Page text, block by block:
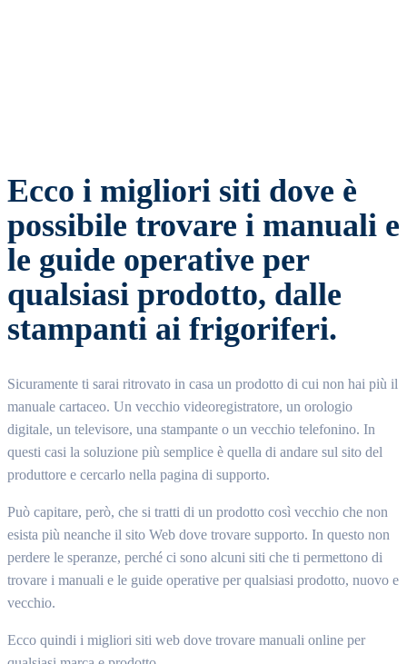
Ecco i migliori siti dove è
possibile trovare i manuali e
le guide operative per
qualsiasi prodotto, dalle
stampanti ai frigoriferi.
Sicuramente ti sarai ritrovato in casa un prodotto di cui non hai più il
manuale cartaceo. Un vecchio videoregistratore, un orologio
digitale, un televisore, una stampante o un vecchio telefonino. In
questi casi la soluzione più semplice è quella di andare sul sito del
produttore e cercarlo nella pagina di supporto.
Può capitare, però, che si tratti di un prodotto così vecchio che non
esista più neanche il sito Web dove trovare supporto. In questo non
perdere le speranze, perché ci sono alcuni siti che ti permettono di
trovare i manuali e le guide operative per qualsiasi prodotto, nuovo e
vecchio.
Ecco quindi i migliori siti web dove trovare manuali online per